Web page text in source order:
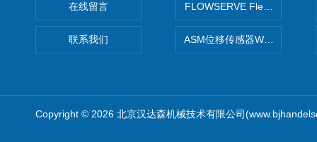
在线留言
联系我们
FLOWSERVE Flex Wedge闸
ASM位移传感器WS10-750
Copyright © 2026 北京汉达森机械技术有限公司